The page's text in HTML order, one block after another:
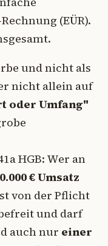
(EÜR).
und nicht als
nicht allein auf
oder Umfang"
HGB: Wer an
€ Umsatz
von der Pflicht
und darf
auch nur einer